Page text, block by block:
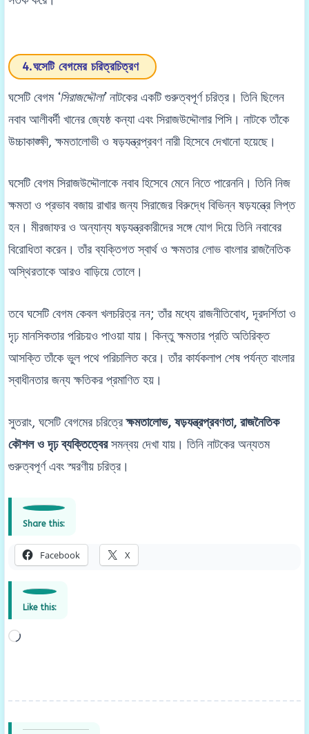
4.ঘসেটি বেগমের চরিত্রচিত্রণ
ঘসেটি বেগম ‘সিরাজদ্দৌলা’নাটকের একটি গুরুত্বপূর্ণ চরিত্র। তিনি ছিলেন
নবাব আলীবর্দী খানের জ্যেষ্ঠ কন্যা এবং সিরাজউদ্দৌলার পিসি। নাটকে তাঁকে
উচ্চাকাঙ্ক্ষী, ক্ষমতালোভী ও ষড়যন্ত্রপ্রবণ নারী হিসেবে দেখানো হয়েছে।
ঘসেটি বেগম সিরাজউদ্দৌলাকে নবাব হিসেবে মেনে নিতে পারেননি। তিনি নিজ
ক্ষমতা ও প্রভাব বজায় রাখার জন্য সিরাজের বিরুদ্ধে বিভিন্ন ষড়যন্ত্রে লিপ্ত
হন। মীরজাফর ও অন্যান্য ষড়যন্ত্রকারীদের সঙ্গে যোগ দিয়ে তিনি নবাবের
বিরোধিতা করেন। তাঁর ব্যক্তিগত স্বার্থ ও ক্ষমতার লোভ বাংলার রাজনৈতিক
অস্থিরতাকে আরও বাড়িয়ে তোলে।
তবে ঘসেটি বেগম কেবল খলচরিত্র নন; তাঁর মধ্যে রাজনীতিবোধ, দূরদর্শিতা ও
দৃঢ় মানসিকতার পরিচয়ও পাওয়া যায়। কিন্তু ক্ষমতার প্রতি অতিরিক্ত
আসক্তি তাঁকে ভুল পথে পরিচালিত করে। তাঁর কার্যকলাপ শেষ পর্যন্ত বাংলার
স্বাধীনতার জন্য ক্ষতিকর প্রমাণিত হয়।
সুতরাং, ঘসেটি বেগমের চরিত্রেক্ষমতালোভ, ষড়যন্ত্রপ্রবণতা, রাজনৈতিক
কৌশল ও দৃঢ় ব্যক্তিত্বেরসমন্বয় দেখা যায়। তিনি নাটকের অন্যতম
গুরুত্বপূর্ণ এবং স্মরণীয় চরিত্র।
Share this:
Facebook X
Like this:
Loading…